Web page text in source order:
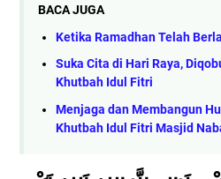
BACA JUGA
Ketika Ramadhan Telah
Suka Cita di Hari Raya,
Khutbah Idul Fitri
Menjaga dan Membangun
Khutbah Idul Fitri Masjid